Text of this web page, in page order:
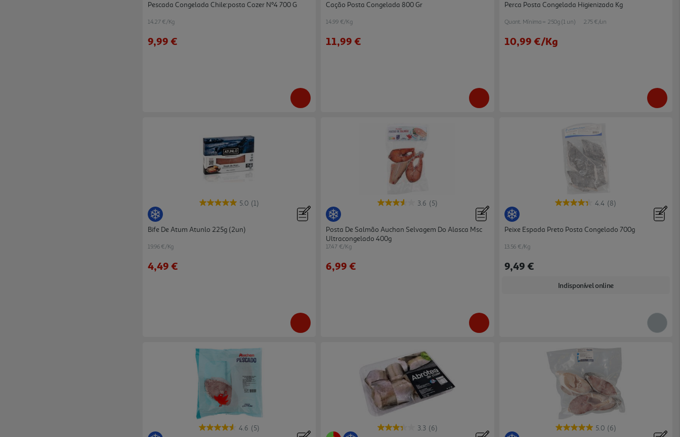
Pescada Congelada Chile:posta Cozer Nº4 700 G
14.27 €/Kg
9,99 €
Cação Posta Congelada 800 Gr
14.99 €/Kg
11,99 €
Perca Posta Congelada Higienizada Kg
Quant. Mínima = 250g (1 un) 2.75 €/un
10,99 €/Kg
5.0 (1)
Bife De Atum Atunlo 225g (2un)
19.96 €/Kg
4,49 €
3.6 (5)
Posta De Salmão Auchan Selvagem Do Alasca Msc
Ultracongelado 400g
17.47 €/Kg
6,99 €
4.4 (8)
Peixe Espada Preto Posta Congelado 700g
13.56 €/Kg
9,49 €
Indisponível online
4.6 (5) 3.3 (6) 5.0 (6)